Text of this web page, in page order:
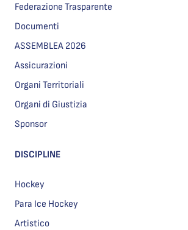
Federazione Trasparente
Documenti
ASSEMBLEA 2026
Assicurazioni
Organi Territoriali
Organi di Giustizia
Sponsor
DISCIPLINE
Hockey
Para Ice Hockey
Artistico